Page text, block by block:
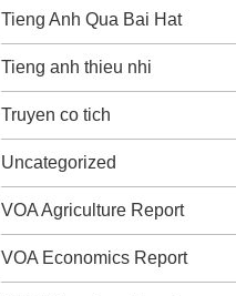
Tieng Anh Qua Bai Hat
Tieng anh thieu nhi
Truyen co tich
Uncategorized
VOA Agriculture Report
VOA Economics Report